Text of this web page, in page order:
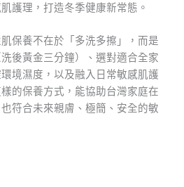
護理，打造冬季健康新常態。
保養不在於「多洗多擦」，而是
後黃金三分鐘）、選對適合全家
境濕度，以及融入日常敏感肌護
的保養方式，能協助台灣家庭在
符合未來親膚、極簡、安全的敏